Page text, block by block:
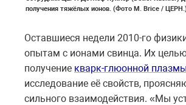
получения тяжёлых ионов. (Фото M. Brice /
Оставшиеся недели 2010-го
опытам с ионами свинца. Их
получение кварк-глюонной плазмы
исследование её свойств,
сильного взаимодействия. «Мы